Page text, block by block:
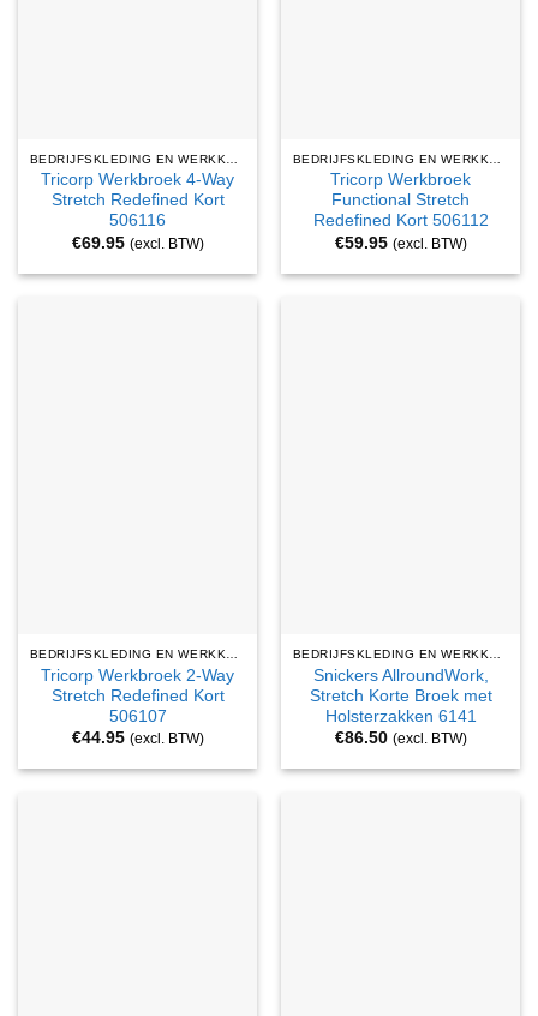
Tricorp Werkbroek 4-Way
Stretch Redefined Kort
506116
€69.95 (excl. BTW)
Tricorp Werkbroek
Functional Stretch
Redefined Kort 506112
€59.95 (excl. BTW)
Tricorp Werkbroek 2-Way
Stretch Redefined Kort
506107
€44.95 (excl. BTW)
Snickers AllroundWork,
Stretch Korte Broek met
Holsterzakken 6141
€86.50 (excl. BTW)